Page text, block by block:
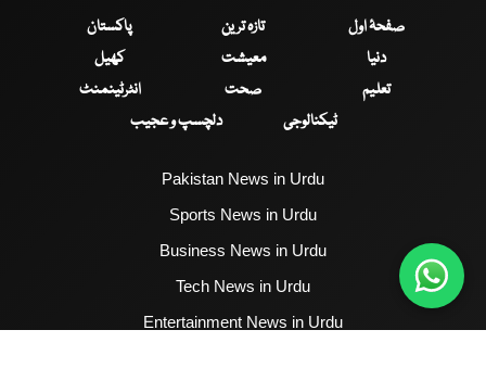
صفحۂ اول تازہ ترین
پاکستان
دنیا
معیشت
کھیل
تعلیم
صحت
انٹرٹینمنٹ
ٹیکنالوجی
دلچسپ و عجیب
Pakistan News in Urdu
Sports News in Urdu
Business News in Urdu
Tech News in Urdu
Entertainment News in Urdu